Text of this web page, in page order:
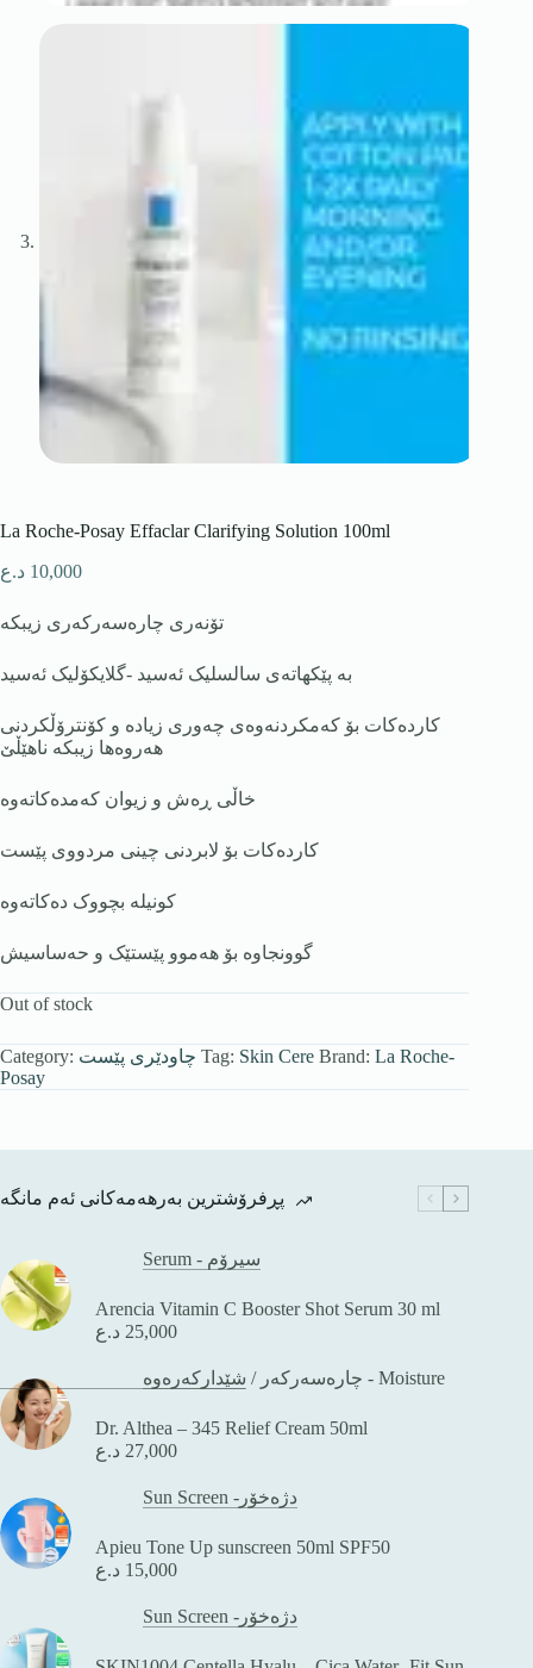
La Roche-Posay Effaclar Clarifying Solution 100ml
10,000 د.ع
تۆنەری چارەسەرکەری زیبکە
بە پێکهاتەی سالسلیک ئەسید -گلایکۆلیک ئەسید
کاردەکات بۆ کەمکردنەوەی چەوری زیادە و کۆنترۆڵکردنی
هەروەها زیبکە ناهێڵێ
خاڵی ڕەش و زیوان کەمدەکاتەوە
کاردەکات بۆ لابردنی چینی مردووی پێست
کونیلە بچووک دەکاتەوە
گوونجاوە بۆ هەموو پێستێک و حەساسیش
Out of stock
Category: چاودێری پێست Tag: Skin Cere Brand: La Roche-
Posay
پڕفرۆشترین بەرهەمەکانی ئەم مانگە
Serum - سیرۆم
Arencia Vitamin C Booster Shot Serum 30 ml
25,000 د.ع
چارەسەرکەر / شێدارکەرەوە - Moisture
Dr. Althea – 345 Relief Cream 50ml
27,000 د.ع
Sun Screen -دژەخۆر
Apieu Tone Up sunscreen 50ml SPF50
15,000 د.ع
Sun Screen -دژەخۆر